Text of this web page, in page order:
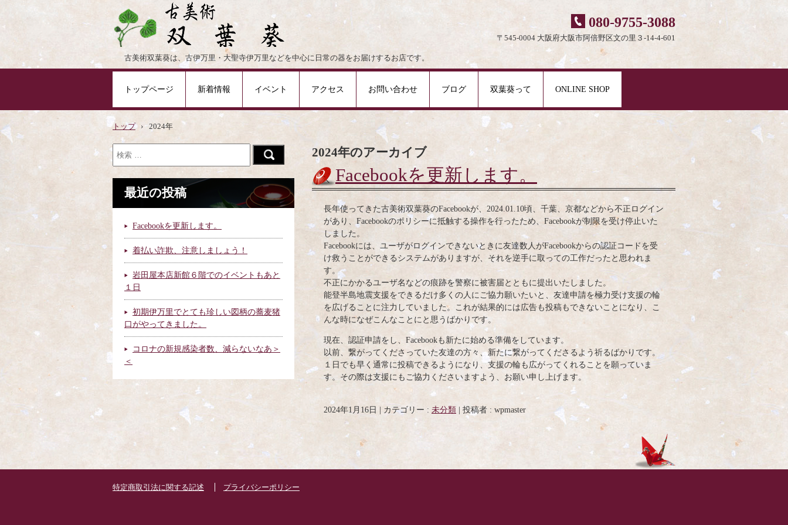
古美術双葉葵は、古伊万里・大聖寺伊万里などを中心に日常の器をお届けするお店です。
080-9755-3088
〒545-0004 大阪府大阪市阿倍野区文の里３-14-4-601
トップページ 新着情報 イベント アクセス お問い合わせ ブログ 双葉葵って ONLINE SHOP
トップ › 2024年
2024年のアーカイブ
Facebookを更新します。
長年使ってきた古美術双葉葵のFacebookが、2024.01.10頃、千葉、京都などから不正ログイン
があり、Facebookのポリシーに抵触する操作を行ったため、Facebookが制限を受け停止いた
しました。
Facebookには、ユーザがログインできないときに友達数人がFacebookからの認証コードを受
け救うことができるシステムがありますが、それを逆手に取っての工作だったと思われま
す。
不正にかかるユーザ名などの痕跡を警察に被害届とともに提出いたしました。
能登半島地震支援をできるだけ多くの人にご協力願いたいと、友達申請を極力受け支援の輪
を広げることに注力していました。これが結果的には広告も投稿もできないことになり、こ
んな時になぜこんなことにと思うばかりです。
現在、認証申請をし、Facebookも新たに始める準備をしています。
以前、繋がってくださっていた友達の方々、新たに繋がってくださるよう祈るばかりです。
１日でも早く通常に投稿できるようになり、支援の輪も広がってくれることを願っていま
す。その際は支援にもご協力くださいますよう、お願い申し上げます。
2024年1月16日 カテゴリー : 未分類 投稿者 : wpmaster
最近の投稿
Facebookを更新します。
着払い詐欺、注意しましょう！
岩田屋本店新館６階でのイベントもあと
１日
初期伊万里でとても珍しい図柄の蕎麦猪
口がやってきました。
コロナの新規感染者数、減らないなあ＞
＜
特定商取引法に関する記述 プライバシーポリシー